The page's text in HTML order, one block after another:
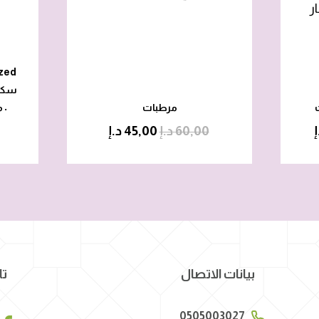
مرطبات
60,00د.إ45,00 د.إ
•
بيانات الاتصال
0505003027